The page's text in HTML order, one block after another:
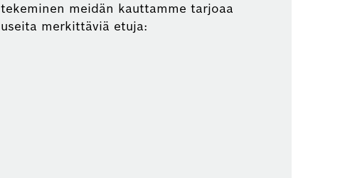
tekeminen meidän kauttamme tarjoaa
useita merkittäviä etuja: